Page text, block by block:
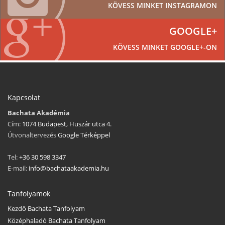
KÖVESS MINKET INSTAGRAMON
GOOGLE+
KÖVESS MINKET GOOGLE+-ON
Kapcsolat
Bachata Akadémia
Cím: 1074 Budapest, Huszár utca 4.
ÚtvonaltervezésGoogle Térképpel
Tel:+36 30 598 3347
E-mail: info@bachataakademia.hu
Tanfolyamok
Kezdő Bachata Tanfolyam
Középhaladó Bachata Tanfolyam